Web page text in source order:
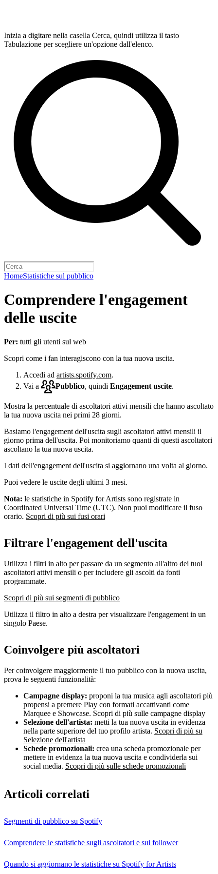
Inizia a digitare nella casella Cerca, quindi utilizza il tasto
Tabulazione per scegliere un'opzione dall'elenco.
HomeStatistiche sul pubblico
Comprendere l'engagement
delle uscite
Per: tutti gli utenti sul web
Scopri come i fan interagiscono con la tua nuova uscita.
Accedi ad artists.spotify.com.
Vai a
Pubblico, quindi Engagement uscite.
Mostra la percentuale di ascoltatori attivi mensili che hanno ascoltato
la tua nuova uscita nei primi 28 giorni.
Basiamo l'engagement dell'uscita sugli ascoltatori attivi mensili il
giorno prima dell'uscita. Poi monitoriamo quanti di questi ascoltatori
ascoltano la tua nuova uscita.
I dati dell'engagement dell'uscita si aggiornano una volta al giorno.
Puoi vedere le uscite degli ultimi 3 mesi.
Nota: le statistiche in Spotify for Artists sono registrate in
Coordinated Universal Time (UTC). Non puoi modificare il fuso
orario. Scopri di più sui fusi orari
Filtrare l'engagement dell'uscita
Utilizza i filtri in alto per passare da un segmento all'altro dei tuoi
ascoltatori attivi mensili o per includere gli ascolti da fonti
programmate.
Scopri di più sui segmenti di pubblico
Utilizza il filtro in alto a destra per visualizzare l'engagement in un
singolo Paese.
Coinvolgere più ascoltatori
Per coinvolgere maggiormente il tuo pubblico con la nuova uscita,
prova le seguenti funzionalità:
Campagne display: proponi la tua musica agli ascoltatori più
propensi a premere Play con formati accattivanti come
Marquee e Showcase. Scopri di più sulle campagne display
Selezione dell'artista: metti la tua nuova uscita in evidenza
nella parte superiore del tuo profilo artista. Scopri di più su
Selezione dell'artista
Schede promozionali: crea una scheda promozionale per
mettere in evidenza la tua nuova uscita e condividerla sui
social media. Scopri di più sulle schede promozionali
Articoli correlati
Segmenti di pubblico su Spotify
Comprendere le statistiche sugli ascoltatori e sui follower
Quando si aggiornano le statistiche su Spotify for Artists